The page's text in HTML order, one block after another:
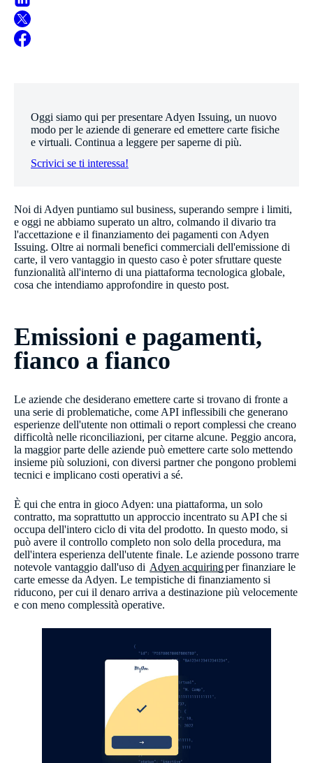
Oggi siamo qui per presentare Adyen Issuing, un nuovo
modo per le aziende di generare ed emettere carte fisiche
e virtuali. Continua a leggere per saperne di più.
Scrivici se ti interessa!
Noi di Adyen puntiamo sul business, superando sempre i limiti,
e oggi ne abbiamo superato un altro, colmando il divario tra
l'accettazione e il finanziamento dei pagamenti con Adyen
Issuing. Oltre ai normali benefici commerciali dell'emissione di
carte, il vero vantaggio in questo caso è poter sfruttare queste
funzionalità all'interno di una piattaforma tecnologica globale,
cosa che intendiamo approfondire in questo post.
Emissioni e pagamenti,
fianco a fianco
Le aziende che desiderano emettere carte si trovano di fronte a
una serie di problematiche, come API inflessibili che generano
esperienze dell'utente non ottimali o report complessi che creano
difficoltà nelle riconciliazioni, per citarne alcune. Peggio ancora,
la maggior parte delle aziende può emettere carte solo mettendo
insieme più soluzioni, con diversi partner che pongono problemi
tecnici e implicano costi operativi a sé.
È qui che entra in gioco Adyen: una piattaforma, un solo
contratto, ma soprattutto un approccio incentrato su API che si
occupa dell'intero ciclo di vita del prodotto. In questo modo, si
può avere il controllo completo non solo della procedura, ma
dell'intera esperienza dell'utente finale. Le aziende possono trarre
notevole vantaggio dall'uso di ​ Adyen acquiringper finanziare le
carte emesse da Adyen. Le tempistiche di finanziamento si
riducono, per cui il denaro arriva a destinazione più velocemente
e con meno complessità operative.​